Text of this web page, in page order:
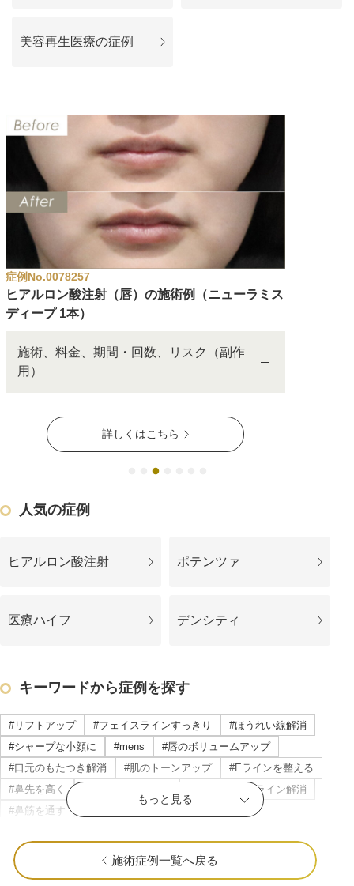
医師紹介
スケジュール
アクセス
西梅田から徒歩2分
予約方法に
ついて
アフターケア
よくあるご質問
オンラインショップ
LINE予約
美容再生医療の症例
症例No.0078250
ヒアルロン酸注射（唇）の施術例（ジュビダーム
ビスタ®ボルベラXC1本）
施術、料金、期間・回数、リスク（副作
用）
詳しくはこちら
人気の症例
ヒアルロン酸注射 ポテンツァ
医療ハイフ デンシティ
キーワードから症例を探す
#リフトアップ #フェイスラインすっきり
#ほうれい線解消
#シャープな小顔に
#mens
#唇のボリュームアップ
#口元のもたつき解消
#肌のトーンアップ
#Eラインを整える
#鼻先を高く
#マリオネットライン解消
#鼻筋を通す
#ニキビ・ニキビ跡改善
#立体感のあるお顔に
#おでこを丸く
#顎を前に出す
もっと見る
施術症例一覧へ戻る